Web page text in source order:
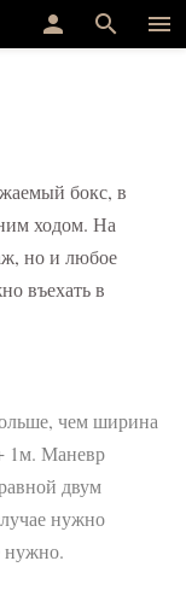
menu
search
person
бокс, в
ходом. На
но и любое
въехать в
чем ширина
1м. Маневр
двум
нужно
нужно.